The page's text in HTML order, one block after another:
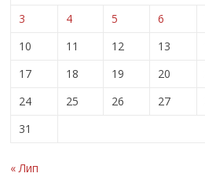
3
4 5 6
10
11 12 13
17
18 19 20
24
25 26 27
31
« Лип